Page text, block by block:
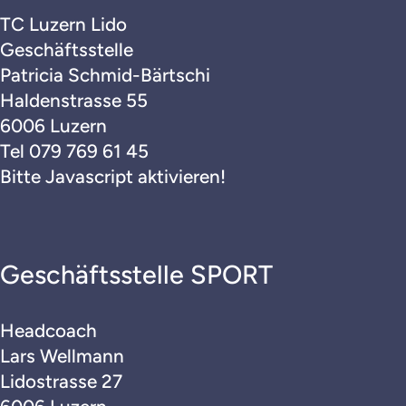
Mitgliedschaft
Plätze
Sponsoring
Donatoren
Junioren
Senioren
Interclub
TC Luzern Lido
Geschäftsstelle
Patricia Schmid-Bärtschi
Haldenstrasse 55
6006 Luzern
Tel 079 769 61 45
Bitte Javascript aktivieren!
Geschäftsstelle SPORT
Headcoach
Lars Wellmann
Lidostrasse 27